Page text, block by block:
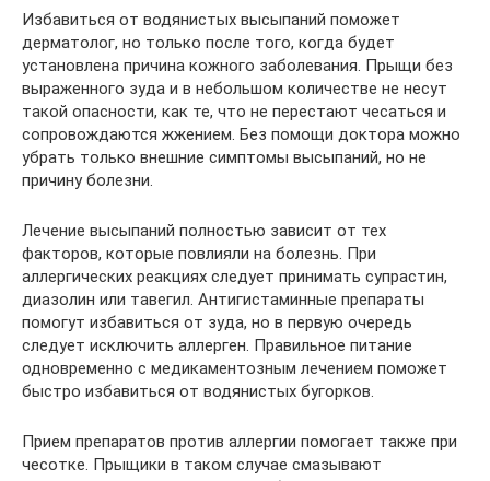
Избавиться от водянистых высыпаний поможет
дерматолог, но только после того, когда будет
установлена причина кожного заболевания. Прыщи без
выраженного зуда и в небольшом количестве не несут
такой опасности, как те, что не перестают чесаться и
сопровождаются жжением. Без помощи доктора можно
убрать только внешние симптомы высыпаний, но не
причину болезни.
Лечение высыпаний полностью зависит от тех
факторов, которые повлияли на болезнь. При
аллергических реакциях следует принимать супрастин,
диазолин или тавегил. Антигистаминные препараты
помогут избавиться от зуда, но в первую очередь
следует исключить аллерген. Правильное питание
одновременно с медикаментозным лечением поможет
быстро избавиться от водянистых бугорков.
Прием препаратов против аллергии помогает также при
чесотке. Прыщики в таком случае смазывают